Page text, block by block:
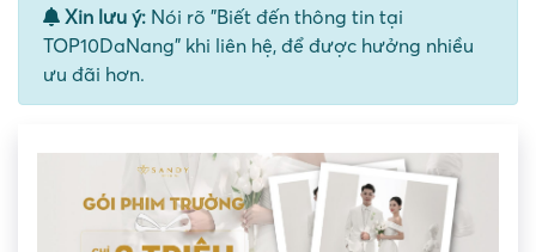
Xin lưu ý: Nói rõ "Biết đến thông tin tại
TOP10DaNang" khi liên hệ, để được hưởng nhiều
ưu đãi hơn.